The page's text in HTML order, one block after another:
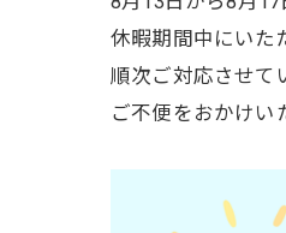
休暇期間中にいた
順次ご対応させて
ご不便をおかけい